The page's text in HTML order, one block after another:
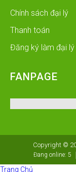
Chính sách đại lý
Thanh toán
Đăng ký làm đại lý
FANPAGE
Copyright ©
Đang online: 5
Trang Chủ